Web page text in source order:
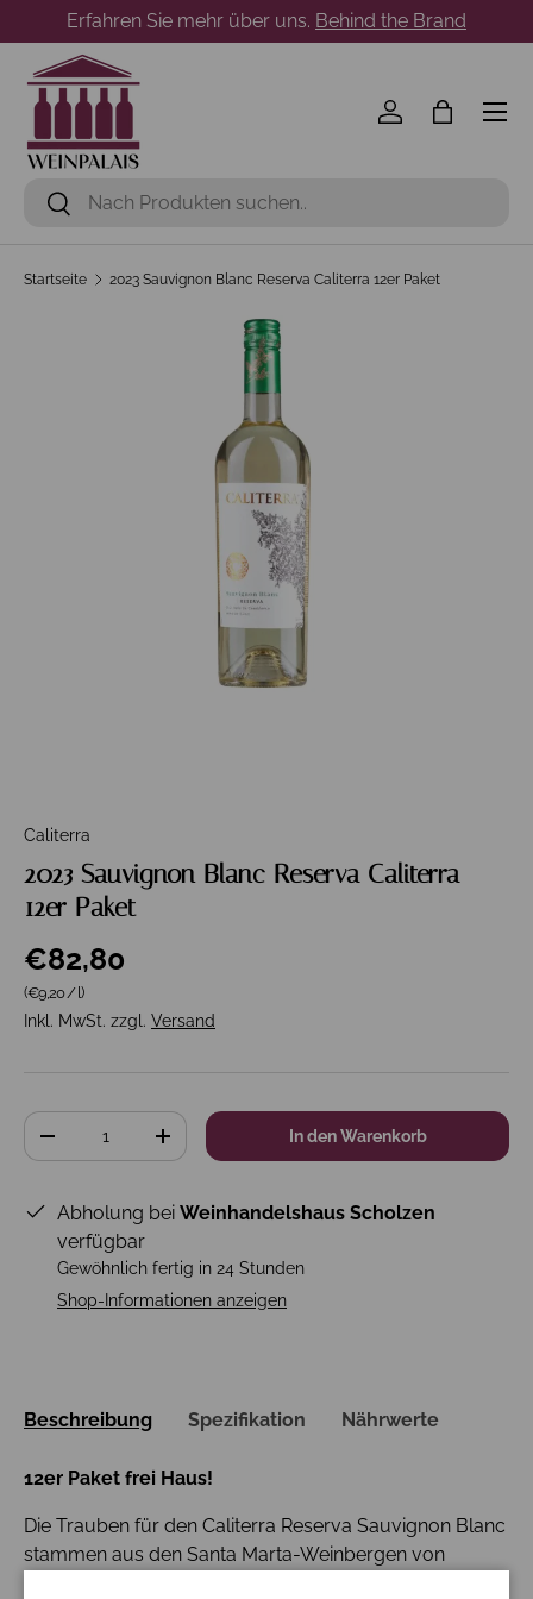
Direkt zum Inhalt
Erfahren Sie mehr über uns. Behind the Brand
Suchen
Suchen
Einloggen
Menü
Startseite 2023 Sauvignon Blanc Reserva Caliterra 12er Paket
Caliterra
2023 Sauvignon Blanc Reserva Caliterra
12er Paket
€82,80
Grundpreis
(€9,20/l)
Inkl. MwSt. zzgl. Versand
Anzahl
+ In den Warenkorb
Abholung bei Weinhandelshaus Scholzen
verfügbar
Gewöhnlich fertig in 24 Stunden
Shop-Informationen anzeigen
Beschreibung Spezifikation Nährwerte
12er Paket frei Haus!
Die Trauben für den Caliterra Reserva Sauvignon Blanc
stammen aus den Santa Marta-Weinbergen von